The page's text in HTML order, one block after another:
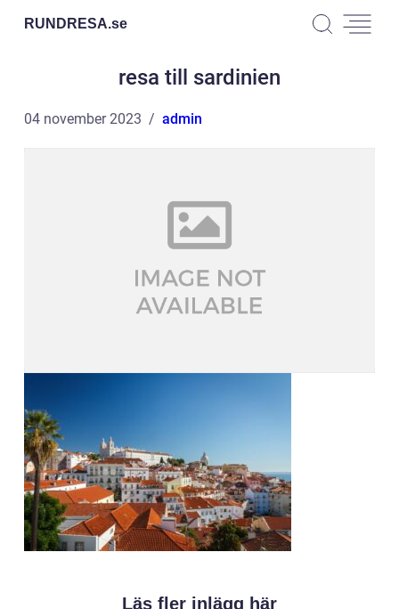
RUNDRESA.se
resa till sardinien
04 november 2023 admin
Läs fler inlägg här